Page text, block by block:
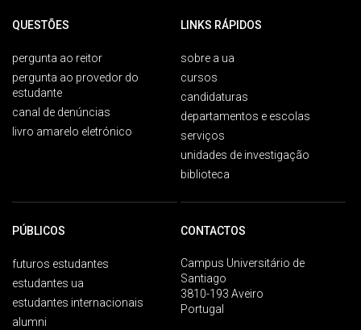
QUESTÕES
pergunta ao reitor
pergunta ao provedor do
estudante
canal de denúncias
livro amarelo eletrónico
LINKS RÁPIDOS
sobre a ua
cursos
candidaturas
departamentos e escolas
serviços
unidades de investigação
biblioteca
PÚBLICOS
futuros estudantes
estudantes ua
estudantes internacionais
alumni
CONTACTOS
Campus Universitário de
Santiago
3810-193 Aveiro
Portugal